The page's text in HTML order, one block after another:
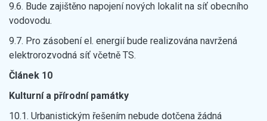
9.6. Bude zajištěno napojení nových lokalit na síť obecního
vodovodu.
9.7. Pro zásobení el. energií bude realizována navržená
elektrorozvodná síť včetně TS.
Článek 10
Kulturní a přírodní památky
10.1. Urbanistickým řešením nebude dotčena žádná